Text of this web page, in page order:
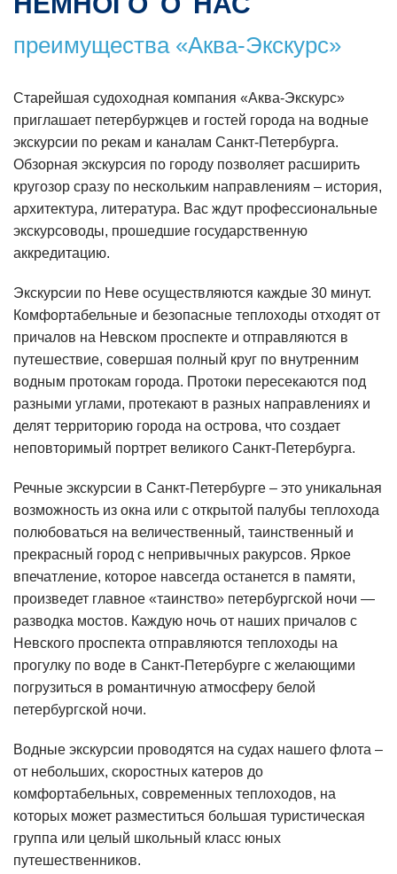
преимущества «Аква-Экскурс»
Старейшая судоходная компания «Аква-Экскурс»
приглашает петербуржцев и гостей города на водные
экскурсии по рекам и каналам Санкт-Петербурга.
Обзорная экскурсия по городу позволяет расширить
кругозор сразу по нескольким направлениям – история,
архитектура, литература. Вас ждут профессиональные
экскурсоводы, прошедшие государственную
аккредитацию.
Экскурсии по Неве осуществляются каждые 30 минут.
Комфортабельные и безопасные теплоходы отходят от
причалов на Невском проспекте и отправляются в
путешествие, совершая полный круг по внутренним
водным протокам города. Протоки пересекаются под
разными углами, протекают в разных направлениях и
делят территорию города на острова, что создает
неповторимый портрет великого Санкт-Петербурга.
Речные экскурсии в Санкт-Петербурге – это уникальная
возможность из окна или с открытой палубы теплохода
полюбоваться на величественный, таинственный и
прекрасный город с непривычных ракурсов. Яркое
впечатление, которое навсегда останется в памяти,
произведет главное «таинство» петербургской ночи —
разводка мостов. Каждую ночь от наших причалов с
Невского проспекта отправляются теплоходы на
прогулку по воде в Санкт-Петербурге с желающими
погрузиться в романтичную атмосферу белой
петербургской ночи.
Водные экскурсии проводятся на судах нашего флота –
от небольших, скоростных катеров до
комфортабельных, современных теплоходов, на
которых может разместиться большая туристическая
группа или целый школьный класс юных
путешественников.